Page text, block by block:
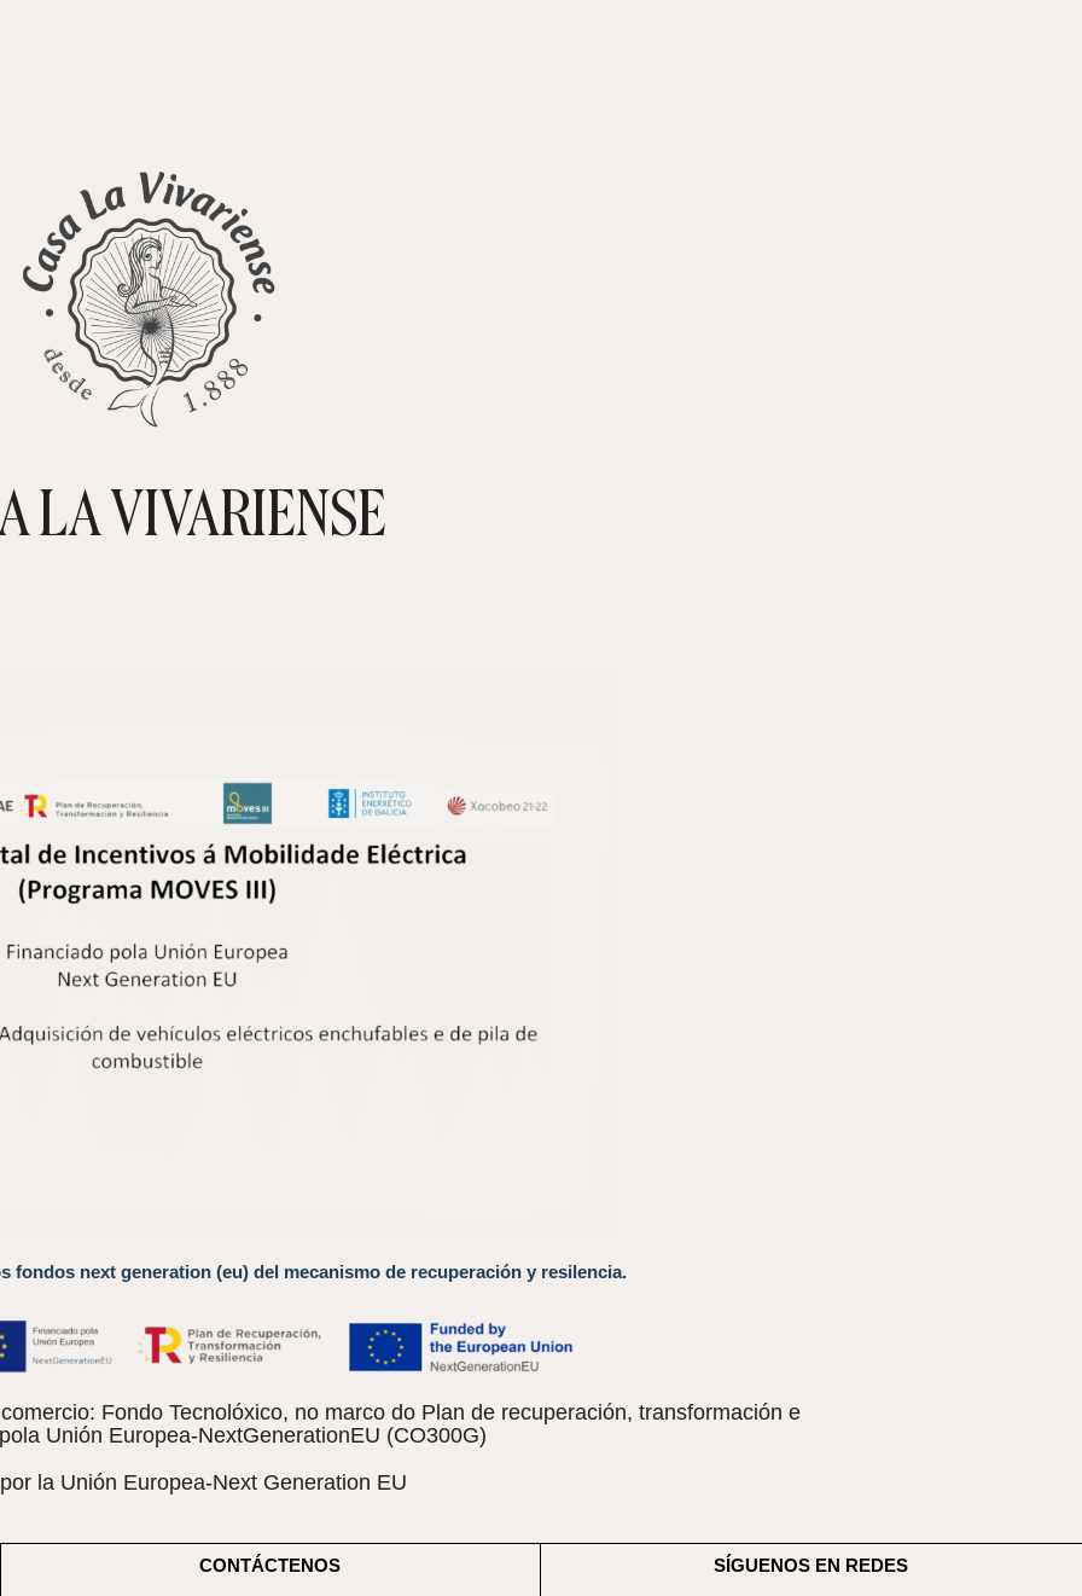
LA VIVARIENSE
fondos next generation (eu) del mecanismo de recuperación y resilencia.
Fondo Tecnolóxico, no marco do Plan de recuperación, transformación e
Unión Europea-NextGenerationEU (CO300G)
la Unión Europea-Next Generation EU
CONTÁCTENOS SÍGUENOS EN REDES